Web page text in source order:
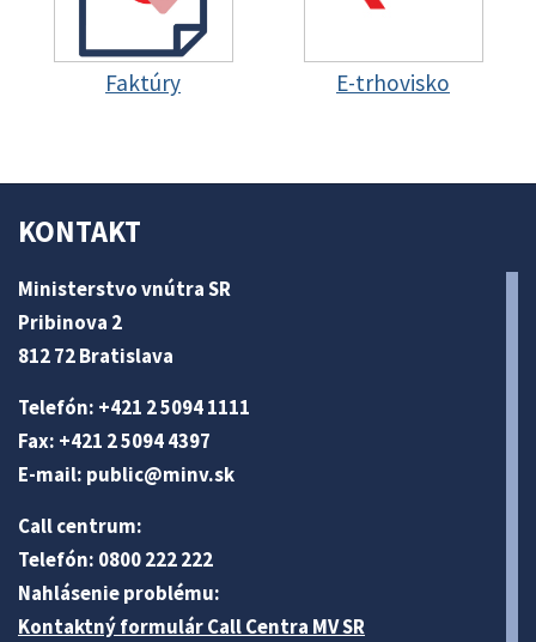
Faktúry E-trhovisko
KONTAKT
Ministerstvo vnútra SR
Pribinova 2
812 72 Bratislava
Telefón: +421 2 5094 1111
Fax: +421 2 5094 4397
E-mail: public@minv.sk
Call centrum:
Telefón: 0800 222 222
Nahlásenie problému:
Kontaktný formulár Call Centra MV SR